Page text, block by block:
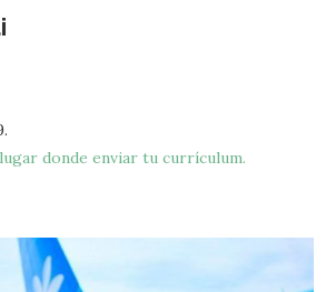
donde enviar tu currículum.